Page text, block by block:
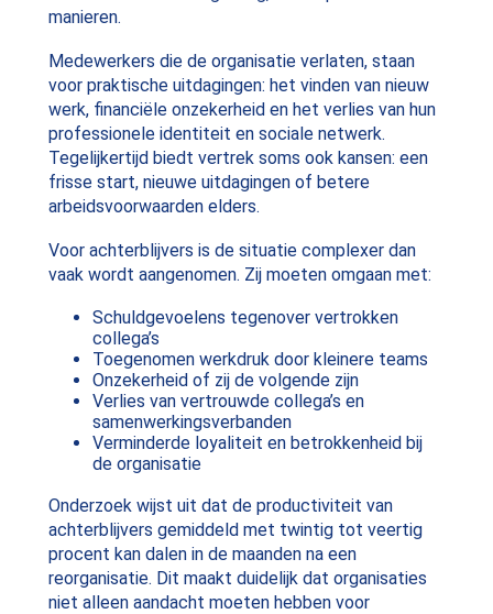
manieren.
Medewerkers die de organisatie verlaten, staan
voor praktische uitdagingen: het vinden van nieuw
werk, financiële onzekerheid en het verlies van hun
professionele identiteit en sociale netwerk.
Tegelijkertijd biedt vertrek soms ook kansen: een
frisse start, nieuwe uitdagingen of betere
arbeidsvoorwaarden elders.
Voor achterblijvers is de situatie complexer dan
vaak wordt aangenomen. Zij moeten omgaan met:
Schuldgevoelens tegenover vertrokken
collega’s
Toegenomen werkdruk door kleinere teams
Onzekerheid of zij de volgende zijn
Verlies van vertrouwde collega’s en
samenwerkingsverbanden
Verminderde loyaliteit en betrokkenheid bij
de organisatie
Onderzoek wijst uit dat de productiviteit van
achterblijvers gemiddeld met twintig tot veertig
procent kan dalen in de maanden na een
reorganisatie. Dit maakt duidelijk dat organisaties
niet alleen aandacht moeten hebben voor